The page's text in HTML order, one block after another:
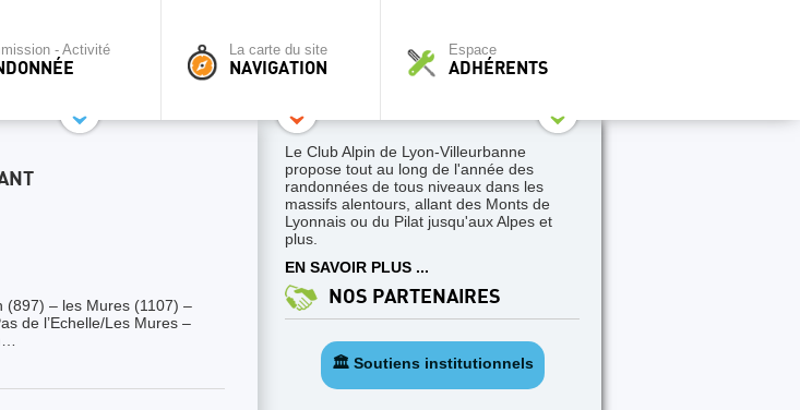
- Activité La carte du site
NAVIGATION
Espace
ADHÉRENTS
(897) – les Mures (1107) –
de l’Echelle/Les Mures –
Le Club Alpin de Lyon-Villeurbanne
propose tout au long de l'année des
randonnées de tous niveaux dans les
massifs alentours, allant des Monts de
Lyonnais ou du Pilat jusqu'aux Alpes et
plus.
EN SAVOIR PLUS ...
NOS PARTENAIRES
🏛️ Soutiens institutionnels